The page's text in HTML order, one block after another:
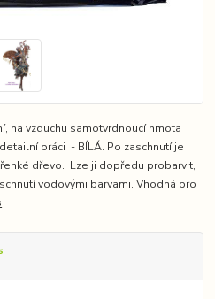
na vzduchu samotvrdnoucí hmota
práci - BÍLÁ. Po zaschnutí je
dřevo. Lze ji dopředu probarvit,
vodovými barvami. Vhodná pro